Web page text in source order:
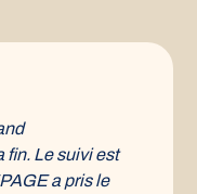
fin. Le suivi est
a pris le